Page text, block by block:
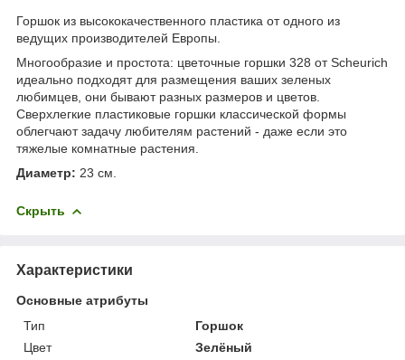
Горшок из высококачественного пластика от одного из
ведущих производителей Европы.
Многообразие и простота: цветочные горшки 328 от Scheurich
идеально подходят для размещения ваших зеленых
любимцев, они бывают разных размеров и цветов.
Сверхлегкие пластиковые горшки классической формы
облегчают задачу любителям растений - даже если это
тяжелые комнатные растения.
Диаметр: 23 см.
Скрыть
Характеристики
Основные атрибуты
Тип
Горшок
Цвет
Зелёный